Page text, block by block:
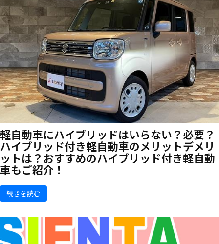
軽自動車にハイブリッドはいらない？必要？
ハイブリッド付き軽自動車のメリットデメリ
ットは？おすすめのハイブリッド付き軽自動
車もご紹介！
続きを読む